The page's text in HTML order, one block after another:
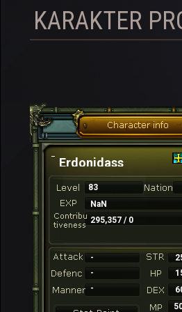
KARAKTER
Erdonidass
83
NaN
295,357 / 0
-
-
-